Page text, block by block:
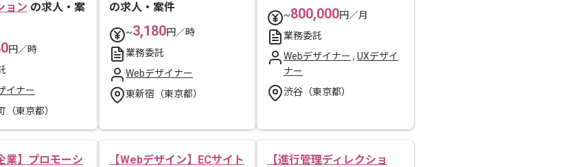
ョン の求人・案
円／時
イナー
（東京都）
の求人・案件
~3,180円／時
業務委託
Webデザイナー
東新宿（東京都）
~800,000円／月
業務委託
Webデザイナー , UXデザイ
ナー
渋谷（東京都）
業】プロモーシ
【Webデザイン】ECサイト
【進行管理ディレクショ